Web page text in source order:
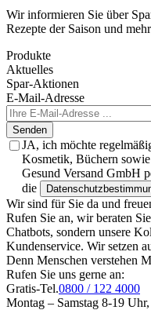
Wir informieren Sie über
Rezepte der Saison und
Produkte
Aktuelles
Spar-Aktionen
E-Mail-Adresse
Senden
JA, ich möchte
Kosmetik, Büchern
Gesund Versand GmbH
die
Wir sind für Sie da und
Rufen Sie an, wir beraten
Chatbots, sondern unsere
Kundenservice. Wir setzen
Denn Menschen verstehen
Rufen Sie uns gerne an:
Gratis-Tel.0800 / 122 4000
Montag – Samstag 8-19